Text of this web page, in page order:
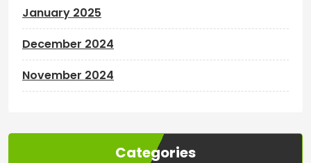
January 2025
December 2024
November 2024
Categories